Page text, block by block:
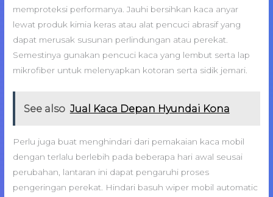
memproteksi performanya. Jauhi bersihkan kaca anyar
lewat produk kimia keras atau alat pencuci abrasif yang
dapat merusak susunan perlindungan atau perekat.
Semestinya gunakan pencuci kaca yang lembut serta lap
mikrofiber untuk melenyapkan kotoran serta sidik jemari.
See also Jual Kaca Depan Hyundai Kona
Perlu juga buat menghindari dari pemakaian kaca mobil
dengan terlalu berlebih pada beberapa hari awal seusai
perubahan, lantaran ini dapat pengaruhi proses
pengeringan perekat. Hindari basuh wiper mobil automatic